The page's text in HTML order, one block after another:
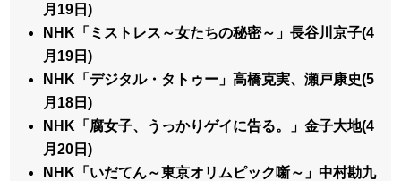
月19日)
NHK「ミストレス～女たちの秘密～」長谷川京子(4
月19日)
NHK「デジタル・タトゥー」高橋克実、瀬戸康史(5
月18日)
NHK「腐女子、うっかりゲイに告る。」金子大地(4
月20日)
NHK「いだてん～東京オリムピック噺～」中村勘九